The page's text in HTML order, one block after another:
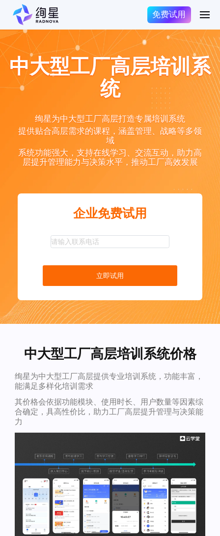
免费试用
中大型工厂高层培训系
统
绚星为中大型工厂高层打造专属培训系统
提供贴合高层需求的课程，涵盖管理、战略等多领
域
系统功能强大，支持在线学习、交流互动，助力高
层提升管理能力与决策水平，推动工厂高效发展
企业免费试用
立即试用
中大型工厂高层培训系统价格
绚星为中大型工厂高层提供专业培训系统，功能丰富，
能满足多样化培训需求
其价格会依据功能模块、使用时长、用户数量等因素综
合确定，具高性价比，助力工厂高层提升管理与决策能
力